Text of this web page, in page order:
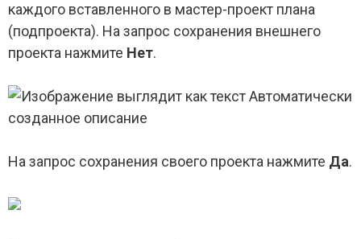
каждого вставленного в мастер-проект плана
(подпроекта). На запрос сохранения внешнего
проекта нажмите Нет.
На запрос сохранения своего проекта нажмите Да.